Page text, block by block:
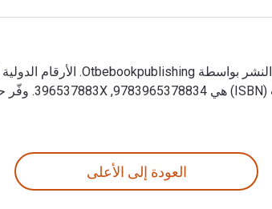
العودة إلى الأعلى